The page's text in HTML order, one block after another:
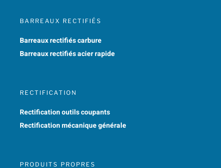
BARREAUX RECTIFIÉS
Barreaux rectifiés carbure
Barreaux rectifiés acier rapide
RECTIFICATION
Rectification outils coupants
Rectification mécanique générale
PRODUITS PROPRES